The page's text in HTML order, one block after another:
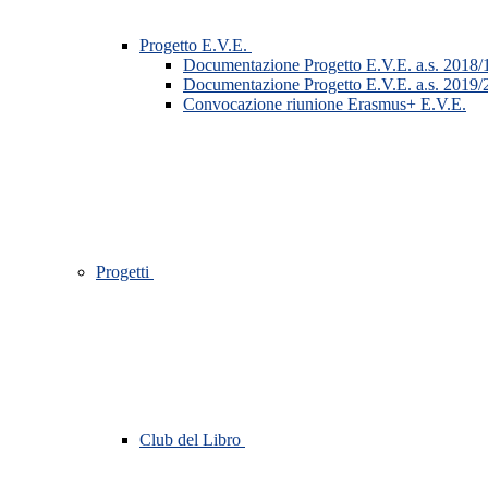
Progetto E.V.E.
Documentazione Progetto E.V.E. a.s. 2018/
Documentazione Progetto E.V.E. a.s. 2019/
Convocazione riunione Erasmus+ E.V.E.
Progetti
Club del Libro